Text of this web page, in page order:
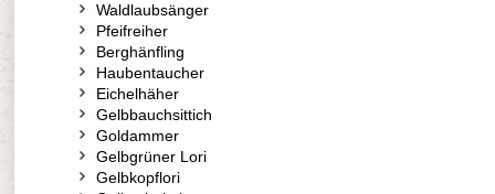
Waldlaubsänger
Pfeifreiher
Berghänfling
Haubentaucher
Eichelhäher
Gelbbauchsittich
Goldammer
Gelbgrüner Lori
Gelbkopflori